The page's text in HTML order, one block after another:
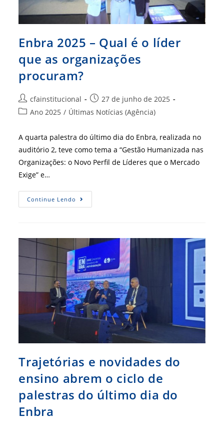
Enbra 2025 – Qual é o líder
que as organizações
procuram?
Autor
do
cfainstitucional
Post
publicado:
27 de junho de 2025
Categoria
post:
Ano 2025 / Últimas Notícias (Agência)
A quarta palestra do último dia do Enbra, realizada no
auditório 2, teve como tema a “Gestão Humanizada nas
Organizações: o Novo Perfil de Líderes que o Mercado
Exige” e…
Continue Lendo Enbra
2025
Líder
Que
As
Organizações
Procuram?
Trajetórias e novidades do
ensino abrem o ciclo de
palestras do último dia do
Enbra